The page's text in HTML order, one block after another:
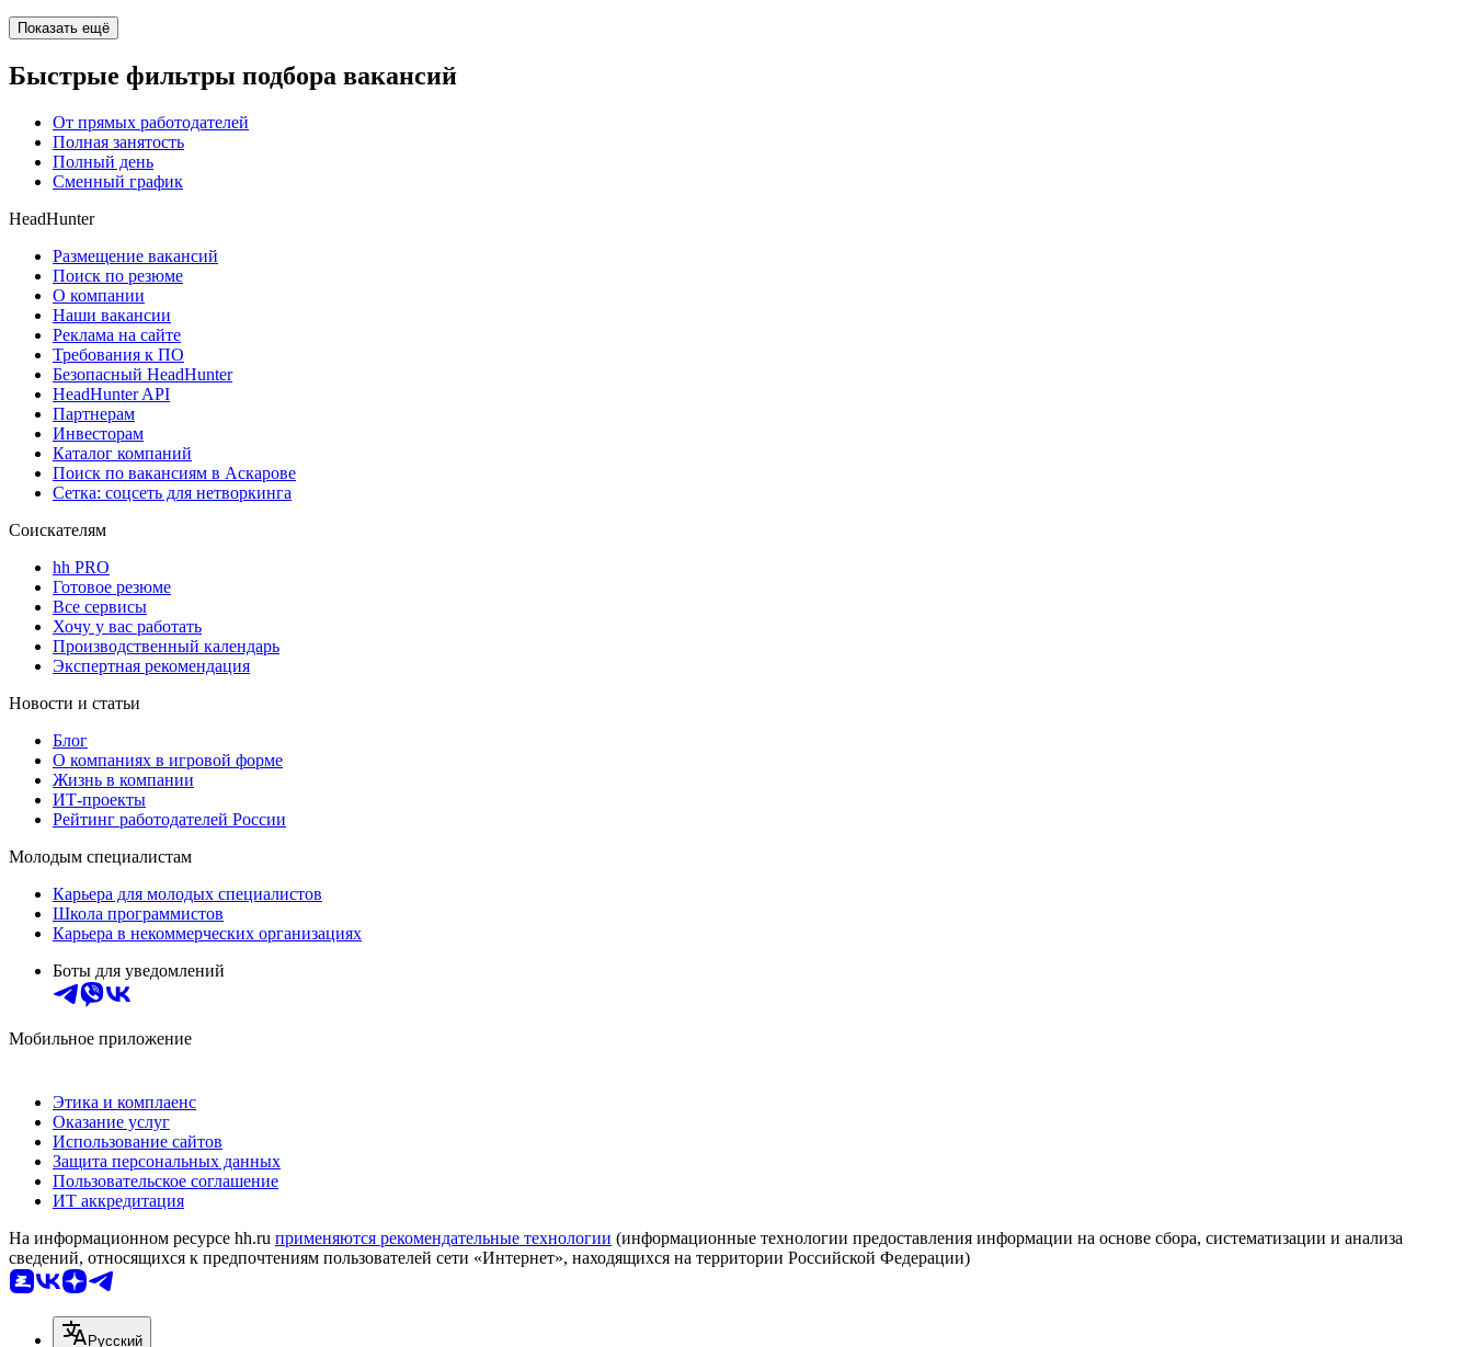
Показать ещё
Быстрые фильтры подбора вакансий
От прямых работодателей
Полная занятость
Полный день
Сменный график
HeadHunter
Размещение вакансий
Поиск по резюме
О компании
Наши вакансии
Реклама на сайте
Требования к ПО
Безопасный HeadHunter
HeadHunter API
Партнерам
Инвесторам
Каталог компаний
Поиск по вакансиям в Аскарове
Сетка: соцсеть для нетворкинга
Соискателям
hh PRO
Готовое резюме
Все сервисы
Хочу у вас работать
Производственный календарь
Экспертная рекомендация
Новости и статьи
Блог
О компаниях в игровой форме
Жизнь в компании
ИТ-проекты
Рейтинг работодателей России
Молодым специалистам
Карьера для молодых специалистов
Школа программистов
Карьера в некоммерческих организациях
Боты для уведомлений
Мобильное приложение
Этика и комплаенс
Оказание услуг
Использование сайтов
Защита персональных данных
Пользовательское соглашение
ИТ аккредитация
На информационном ресурсе hh.ru применяются рекомендательные технологии (информационные технологии предоставления информации на основе сбора, систематизации и анализа
сведений, относящихся к предпочтениям пользователей сети «Интернет», находящихся на территории Российской Федерации)
Русский